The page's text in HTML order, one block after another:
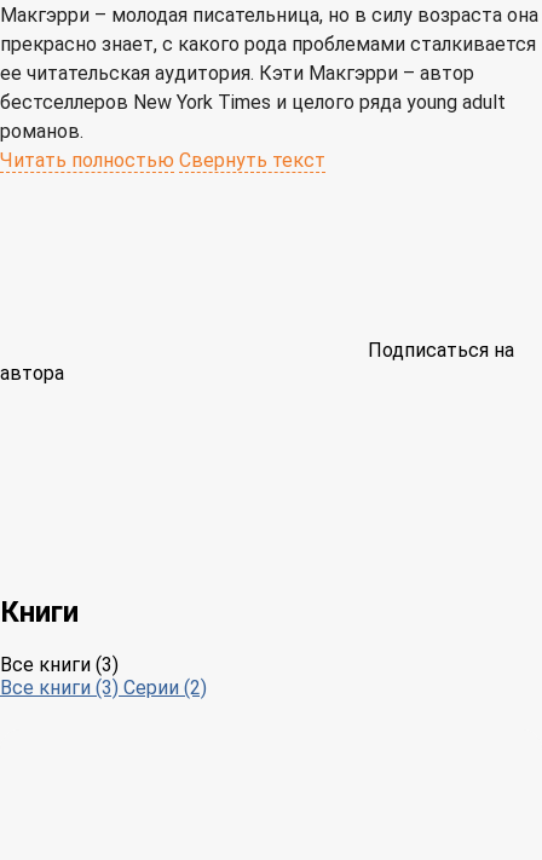
Макгэрри – молодая писательница, но в силу возраста она
прекрасно знает, с какого рода проблемами сталкивается
ее читательская аудитория. Кэти Макгэрри – автор
бестселлеров New York Times и целого ряда young adult
романов.
Читать полностью Свернуть текст
Подписаться на
автора
Книги
Все книги (3)
Все книги (3) Серии (2)